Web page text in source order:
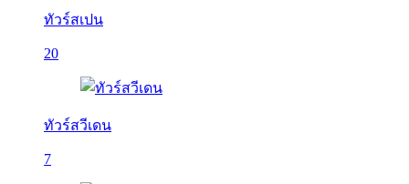
ทัวร์สเปน
20
ทัวร์สวีเดน
7